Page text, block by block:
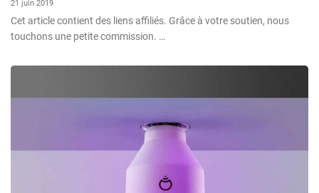
21 juin 2019
Cet article contient des liens affiliés. Grâce à votre soutien, nous
touchons une petite commission. …